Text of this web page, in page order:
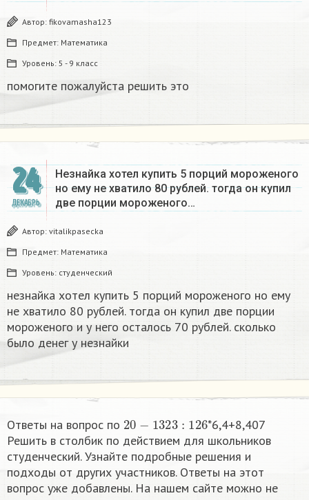
Автор: fikovamasha123
Предмет: Математика
Уровень: 5 - 9 класс
помогите пожалуйста решить это
24
ДЕКАБРЬ
Незнайка хотел купить 5 порций мороженого
но ему не хватило 80 рублей. тогда он купил
две порции мороженого…
Автор: vitalikpasecka
Предмет: Математика
Уровень: студенческий
незнайка хотел купить 5 порций мороженого но ему
не хватило 80 рублей. тогда он купил две порции
мороженого и у него осталось 70 рублей. сколько
было денег у незнайки
Ответы на вопрос по 20 1323:126
*6,4+8,407
Решить в столбик по действием для школьников
студенческий. Узнайте подробные решения и
подходы от других участников. Ответы на этот
вопрос уже добавлены. На нашем сайте можно не